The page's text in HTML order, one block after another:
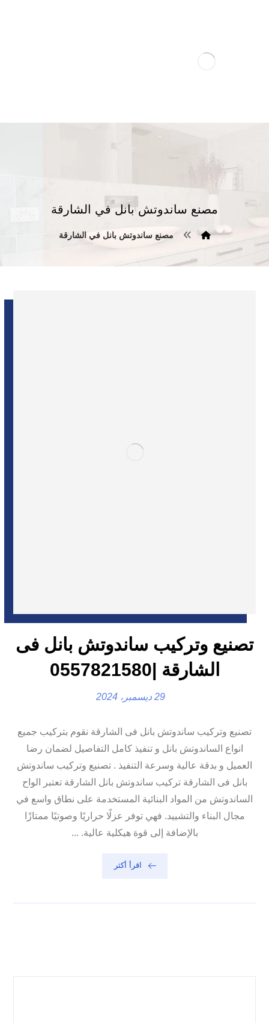
مصنع ساندوتش بانل في الشارقة
مصنع ساندوتش بانل في الشارقة
تصنيع وتركيب ساندوتش بانل فى
الشارقة |0557821580
29 ديسمبر، 2024
تصنيع وتركيب ساندوتش بانل فى الشارقة نقوم بتركيب جميع
انواع الساندوتش بانل و تنفيذ كامل التفاصيل لضمان رضا
العميل و بدقة عالية وسرعة التنفيذ . تصنيع وتركيب ساندوتش
بانل فى الشارقة تركيب ساندوتش بانل الشارقة تعتبر الواح
الساندوتش من المواد البنائية المستخدمة على نطاق واسع في
مجال البناء والتشييد. فهي توفر عزلًا حراريًا وصوتيًا ممتازًا
بالإضافة إلى قوة هيكلية عالية. ...
اقرأ أكثر